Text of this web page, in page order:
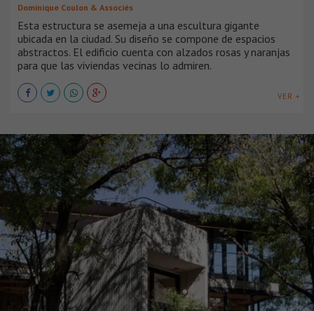
Dominique Coulon & Associés
Esta estructura se asemeja a una escultura gigante
ubicada en la ciudad. Su diseño se compone de espacios
abstractos. El edificio cuenta con alzados rosas y naranjas
para que las viviendas vecinas lo admiren.
VER +